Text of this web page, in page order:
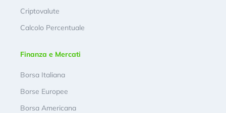
Criptovalute
Calcolo Percentuale
Finanza e Mercati
Borsa Italiana
Borse Europee
Borsa Americana